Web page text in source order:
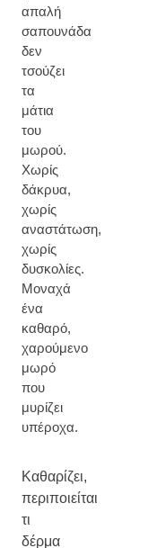
απαλή
σαπουνάδα
δεν
τσούζει
τα
μάτια
του
μωρού.
Χωρίς
δάκρυα,
χωρίς
αναστάτωση,
χωρίς
δυσκολίες.
Μοναχά
ένα
καθαρό,
χαρούμενο
μωρό
που
μυρίζει
υπέροχα.
Καθαρίζει,
περιποιείται
τι
δέρμα